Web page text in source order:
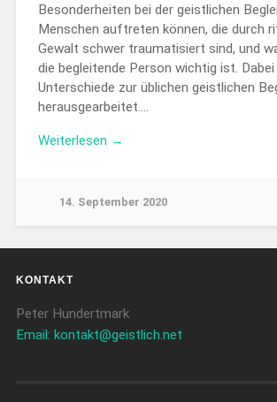
Besonderheiten bei der geistlichen
Menschen auftreten können, die durch
Gewalt schwer traumatisiert sind, und
die begleitende Person wichtig ist. Dabei
Unterschiede zur üblichen geistlichen
herausgearbeitet….
Weiterlesen →
14. September 2020
KONTAKT
Peter Hundertmark
Email: kontakt@geistlich.net